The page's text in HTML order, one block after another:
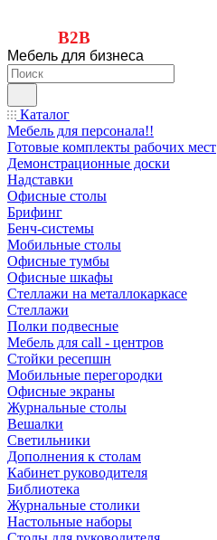
B2B
Мебель для бизнеса
Каталог
Мебель для персонала!!
Готовые комплекты рабочих мест
Демонстрационные доски
Надставки
Офисные столы
Брифинг
Бенч-системы
Мобильные столы
Офисные тумбы
Офисные шкафы
Стеллажи на металлокаркасе
Стеллажи
Полки подвесные
Мебель для call - центров
Стойки ресепшн
Мобильные перегородки
Офисные экраны
Журнальные столы
Вешалки
Светильники
Дополнения к столам
Кабинет руководителя
Библиотека
Журнальные столики
Настольные наборы